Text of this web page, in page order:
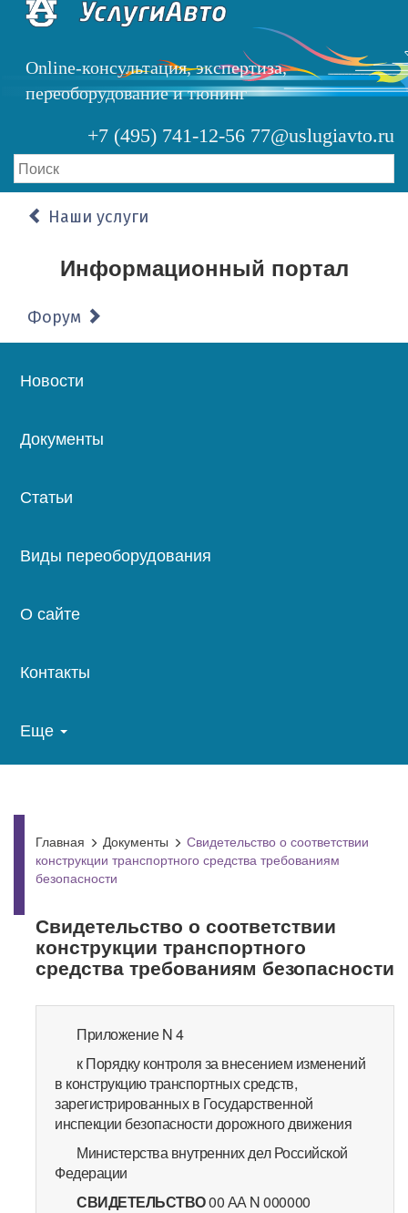
Перейти
содержанию
Online-консультация, экспертиза,
переоборудование и тюнинг
+7 (495) 741-12-56 77@uslugiavto.ru
Наши услуги
Информационный портал
Форум
Основная
Новости
Документы
Статьи
Виды переоборудования
О сайте
Контакты
Еще
Главная Документы
Свидетельство о соответствии
конструкции транспортного средства требованиям
безопасности
Свидетельство о соответствии
конструкции транспортного
средства требованиям безопасности
Приложение N 4
к Порядку контроля за внесением изменений
в конструкцию транспортных средств,
зарегистрированных в Государственной
инспекции безопасности дорожного движения
Министерства внутренних дел Российской
Федерации
СВИДЕТЕЛЬСТВО00 АА N 000000